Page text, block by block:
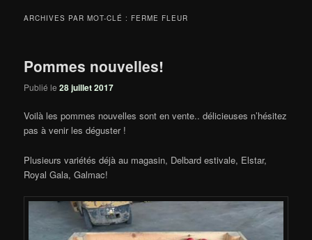
ARCHIVES PAR MOT-CLÉ : FERME FLEUR
Pommes nouvelles!
Publié le28 juillet 2017
Voilà les pommes nouvelles sont en vente.. délicieuses n’hésitez
pas à venir les déguster !
Plusieurs variétés déjà au magasin, Delbard estivale, Elstar,
Royal Gala, Galmac!